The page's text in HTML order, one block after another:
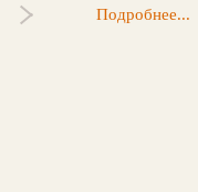
Подробнее...